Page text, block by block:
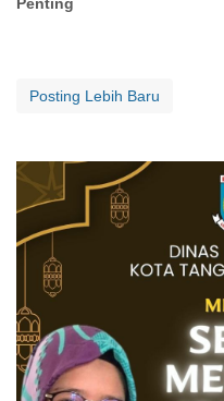
Posting Lebih Baru